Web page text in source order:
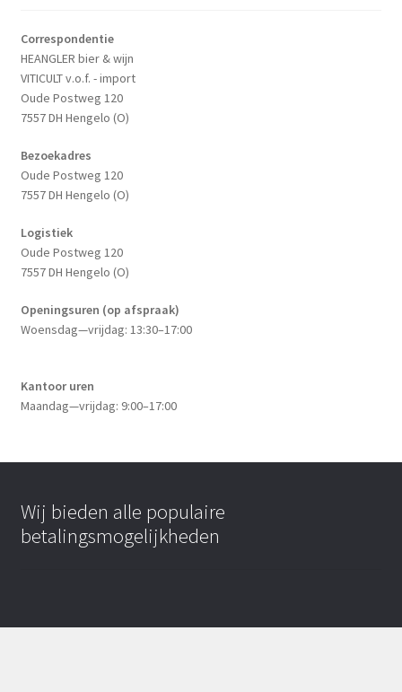
Correspondentie
HEANGLER bier & wijn
VITICULT v.o.f. - import
Oude Postweg 120
7557 DH Hengelo (O)
Bezoekadres
Oude Postweg 120
7557 DH Hengelo (O)
Logistiek
Oude Postweg 120
7557 DH Hengelo (O)
Openingsuren (op afspraak)
Woensdag—vrijdag: 13:30–17:00
Kantoor uren
Maandag—vrijdag: 9:00–17:00
Wij bieden alle populaire
betalingsmogelijkheden